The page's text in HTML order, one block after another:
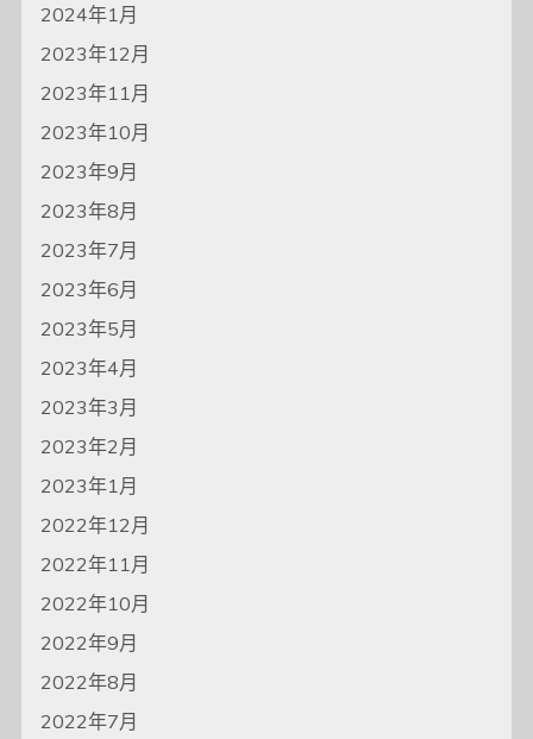
2024年1月
2023年12月
2023年11月
2023年10月
2023年9月
2023年8月
2023年7月
2023年6月
2023年5月
2023年4月
2023年3月
2023年2月
2023年1月
2022年12月
2022年11月
2022年10月
2022年9月
2022年8月
2022年7月